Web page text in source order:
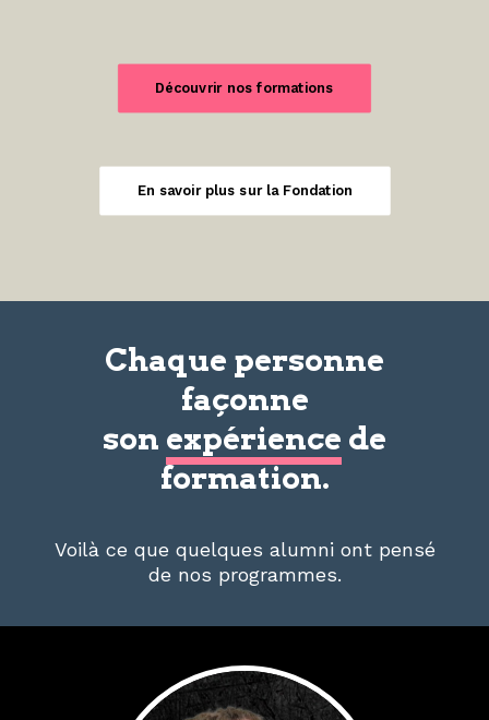
Découvrir nos formations
En savoir plus sur la Fondation
Chaque personne
façonne
son expérience de
formation.
Voilà ce que quelques alumni ont pensé
de nos programmes.